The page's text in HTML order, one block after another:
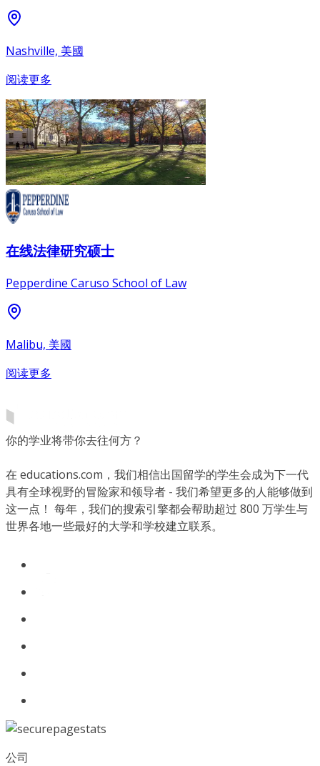
Nashville, 美國
阅读更多
在线法律研究硕士
Pepperdine Caruso School of Law
Malibu, 美國
阅读更多
你的学业将带你去往何方？
在 educations.com，我们相信出国留学的学生会成为下一代
具有全球视野的冒险家和领导者 - 我们希望更多的人能够做到
这一点！ 每年，我们的搜索引擎都会帮助超过 800 万学生与
世界各地一些最好的大学和学校建立联系。
公司